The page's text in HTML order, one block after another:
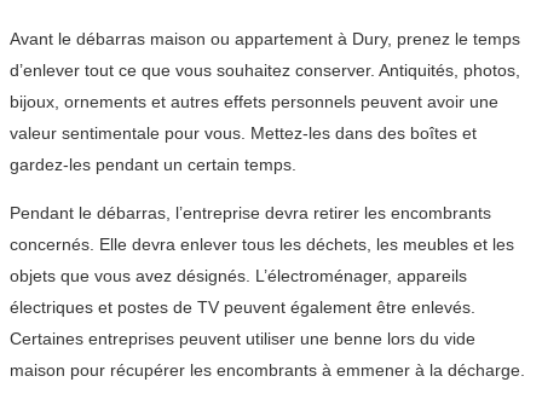
Avant le débarras maison ou appartement à Dury, prenez le temps
d’enlever tout ce que vous souhaitez conserver. Antiquités, photos,
bijoux, ornements et autres effets personnels peuvent avoir une
valeur sentimentale pour vous. Mettez-les dans des boîtes et
gardez-les pendant un certain temps.
Pendant le débarras, l’entreprise devra retirer les encombrants
concernés. Elle devra enlever tous les déchets, les meubles et les
objets que vous avez désignés. L’électroménager, appareils
électriques et postes de TV peuvent également être enlevés.
Certaines entreprises peuvent utiliser une benne lors du vide
maison pour récupérer les encombrants à emmener à la décharge.